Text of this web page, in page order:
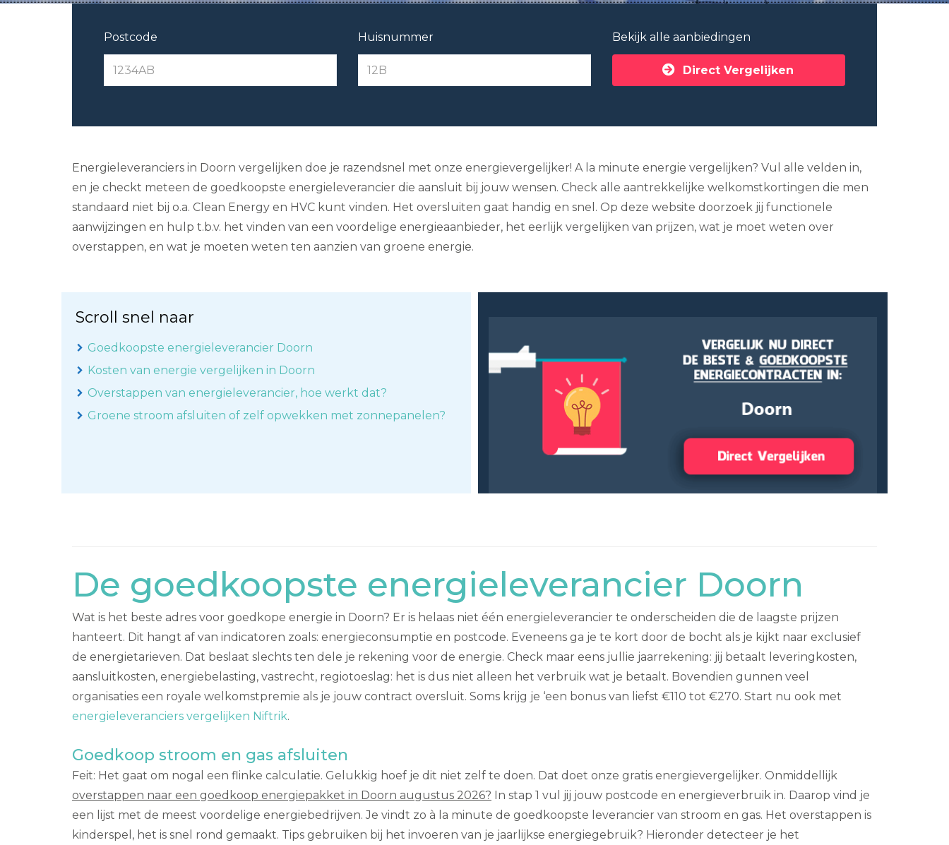
Postcode Huisnummer Bekijk alle aanbiedingen
Direct Vergelijken
Energieleveranciers in Doorn vergelijken doe je razendsnel met onze energievergelijker! A la minute energie vergelijken? Vul alle velden in,
en je checkt meteen de goedkoopste energieleverancier die aansluit bij jouw wensen. Check alle aantrekkelijke welkomstkortingen die men
standaard niet bij o.a. Clean Energy en HVC kunt vinden. Het oversluiten gaat handig en snel. Op deze website doorzoek jij functionele
aanwijzingen en hulp t.b.v. het vinden van een voordelige energieaanbieder, het eerlijk vergelijken van prijzen, wat je moet weten over
overstappen, en wat je moeten weten ten aanzien van groene energie.
Scroll snel naar
Goedkoopste energieleverancier Doorn
Kosten van energie vergelijken in Doorn
Overstappen van energieleverancier, hoe werkt dat?
Groene stroom afsluiten of zelf opwekken met zonnepanelen?
De goedkoopste energieleverancier Doorn
Wat is het beste adres voor goedkope energie in Doorn? Er is helaas niet één energieleverancier te onderscheiden die de laagste prijzen
hanteert. Dit hangt af van indicatoren zoals: energieconsumptie en postcode. Eveneens ga je te kort door de bocht als je kijkt naar exclusief
de energietarieven. Dat beslaat slechts ten dele je rekening voor de energie. Check maar eens jullie jaarrekening: jij betaalt leveringkosten,
aansluitkosten, energiebelasting, vastrecht, regiotoeslag: het is dus niet alleen het verbruik wat je betaalt. Bovendien gunnen veel
organisaties een royale welkomstpremie als je jouw contract oversluit. Soms krijg je ‘een bonus van liefst €110 tot €270. Start nu ook met
energieleveranciers vergelijken Niftrik.
Goedkoop stroom en gas afsluiten
Feit: Het gaat om nogal een flinke calculatie. Gelukkig hoef je dit niet zelf te doen. Dat doet onze gratis energievergelijker. Onmiddellijk
overstappen naar een goedkoop energiepakket in Doorn augustus 2026? In stap 1 vul jij jouw postcode en energieverbruik in. Daarop vind je
een lijst met de meest voordelige energiebedrijven. Je vindt zo à la minute de goedkoopste leverancier van stroom en gas. Het overstappen is
kinderspel, het is snel rond gemaakt. Tips gebruiken bij het invoeren van je jaarlijkse energiegebruik? Hieronder detecteer je het